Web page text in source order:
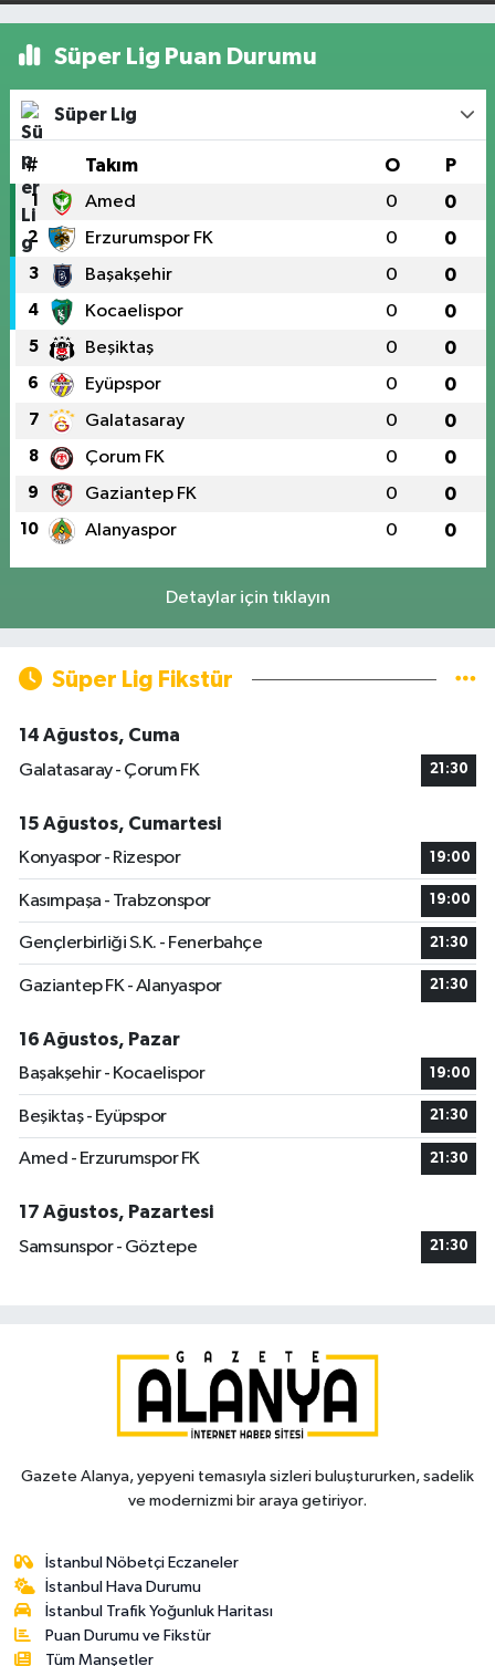
Süper Lig Puan Durumu
Süper Lig
# Takım O P
1 Amed 0 0
2 Erzurumspor FK 0 0
3 Başakşehir 0 0
4 Kocaelispor 0 0
5 Beşiktaş 0 0
6 Eyüpspor 0 0
7 Galatasaray 0 0
8 Çorum FK 0 0
9 Gaziantep FK 0 0
10 Alanyaspor 0 0
Detaylar için tıklayın
Süper Lig Fikstür
14 Ağustos, Cuma
Galatasaray - Çorum FK
21:30
15 Ağustos, Cumartesi
Konyaspor - Rizespor
19:00
Kasımpaşa - Trabzonspor 19:00
Gençlerbirliği S.K. - Fenerbahçe 21:30
Gaziantep FK - Alanyaspor 21:30
16 Ağustos, Pazar
Başakşehir - Kocaelispor
19:00
Beşiktaş - Eyüpspor 21:30
Amed - Erzurumspor FK 21:30
17 Ağustos, Pazartesi
Samsunspor - Göztepe
21:30
Gazete Alanya, yepyeni temasıyla sizleri buluştururken, sadelik
ve modernizmi bir araya getiriyor.
İstanbul Nöbetçi Eczaneler
İstanbul Hava Durumu
İstanbul Trafik Yoğunluk Haritası
Puan Durumu ve Fikstür
Tüm Manşetler